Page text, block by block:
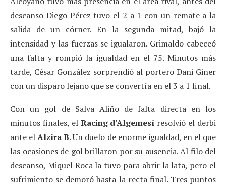
descanso Diego Pérez tuvo el 2 a 1 con un remate a la
salida de un córner. En la segunda mitad, bajó la
intensidad y las fuerzas se igualaron. Grimaldo cabeceó
una falta y rompió la igualdad en el 75. Minutos más
tarde, César González sorprendió al portero Dani Giner
con un disparo lejano que se convertía en el 3 a 1 final.
Con un gol de Salva Aliño de falta directa en los
minutos finales, el Racing d’Algemesí resolvió el derbi
ante elAlzira B. Un duelo de enorme igualdad, en el que
las ocasiones de gol brillaron por su ausencia. Al filo del
descanso, Miquel Roca la tuvo para abrir la lata, pero el
sufrimiento se demoró hasta la recta final. Tres puntos